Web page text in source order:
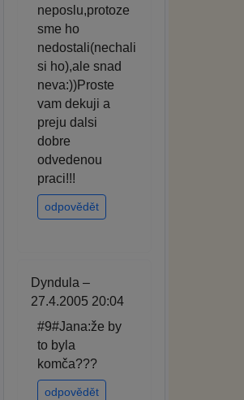
neposlu,protoze
sme ho
nedostali(nechali
si ho),ale snad
neva:))Proste
vam dekuji a
preju dalsi
dobre
odvedenou
praci!!!
odpovědět
Dyndula –
27.4.2005 20:04
#9#Jana:že by
to byla
komča???
odpovědět